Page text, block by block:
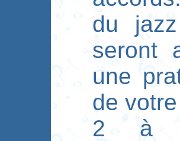
du
seront
une
de
2 à 3